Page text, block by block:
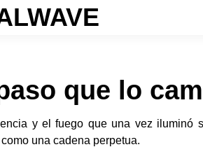
que lo
y el fuego que una vez iluminó
una cadena perpetua.